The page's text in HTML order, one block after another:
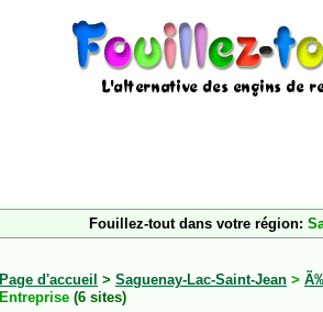
Fouillez-tout dans votre région:
Page d'accueil > Saguenay-Lac-Saint-Jean >
Entreprise (6 sites)